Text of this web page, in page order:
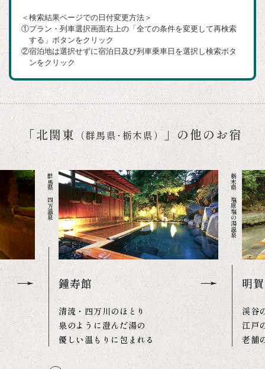
ン
ウ
で
開
ま
＜検索結果ページでの日付変更方法＞
①プラン・列車選択画面右上の「全ての条件を変更して再検索
する」ボタンをクリック
②宿泊地は選択せずに宿泊日及び列車乗車日を選択し検索ボタ
ンをクリック
「北関東 （群馬県･栃木県） 」の他のお宿
群馬県 四万温泉
鍾寿館
清流・四万川のほとり
泉のように澄んだ湯の
優しい温もりに包まれる
栃木県 塩原塩の湯温泉
明
渓谷
江戸
老舗